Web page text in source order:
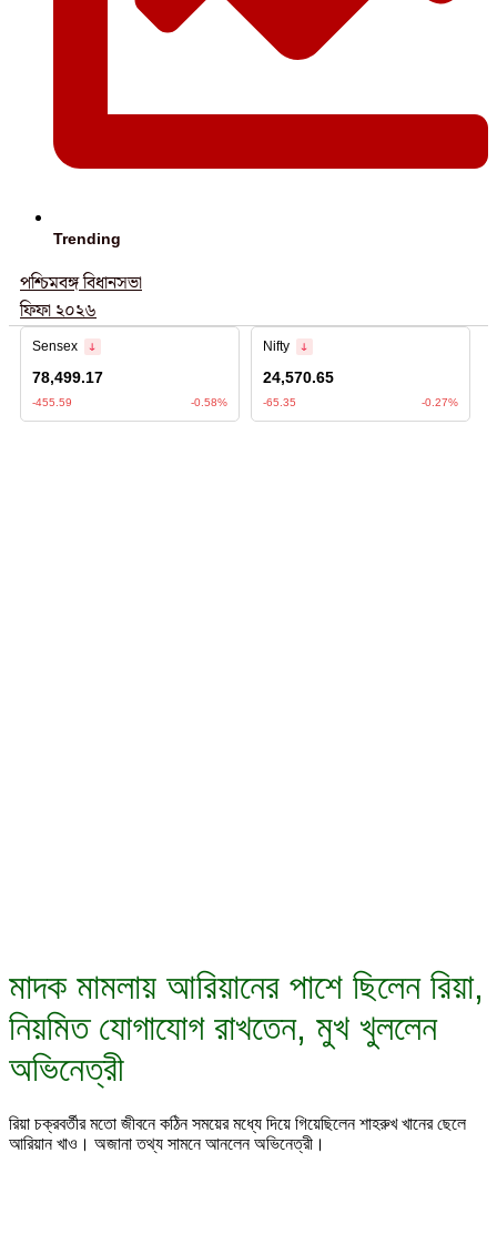
Trending
পশ্চিমবঙ্গ বিধানসভা
ফিফা ২০২৬
মাদক মামলায় আরিয়ানের পাশে ছিলেন রিয়া,
নিয়মিত যোগাযোগ রাখতেন, মুখ খুললেন
অভিনেত্রী
রিয়া চক্রবর্তীর মতো জীবনে কঠিন সময়ের মধ্যে দিয়ে গিয়েছিলেন শাহরুখ খানের ছেলে
আরিয়ান খাও। অজানা তথ্য সামনে আনলেন অভিনেত্রী।